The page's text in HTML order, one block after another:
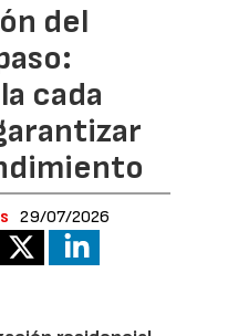
del
cada
29/07/2026